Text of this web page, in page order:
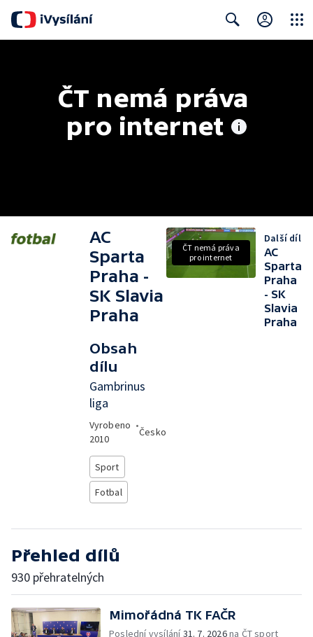
ČT nemá práva
pro internet
AC
Sparta
Praha -
SK Slavia
Praha
Obsah
dílu
Gambrinus
liga
Vyrobeno
2010
•
Česko
Sport
Fotbal
ČT nemá práva
pro internet
Další díl
AC
Sparta
Praha
- SK
Slavia
Praha
Přehled dílů
930 přehratelných
Mimořádná TK FAČR
Poslední vysílání31. 7. 2026na ČT sport